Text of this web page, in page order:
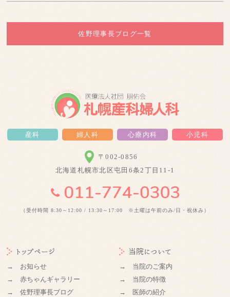
佐野理事長ブログ一覧
産科 婦人科 心療内科 小児科
〒002-0856
北海道札幌市北区屯田6条2丁目11-1
（受付時間 8:30～12:00 / 13:30～17:00 ※土曜は午前のみ/日・祝休み）
トップページ
→ お知らせ
→ 赤ちゃんギャラリー
→ 佐野理事長ブログ
当院について
→ 当院のご案内
→ 当院の特徴
→ 医師の紹介